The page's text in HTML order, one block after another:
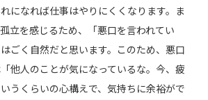
になれば仕事はやりにくくなります。ま
立を感じるため、「悪口を言われてい
ごく自然だと思います。このため、悪口
他人のことが気になっているな。今、疲
うくらいの心構えで、気持ちに余裕がで